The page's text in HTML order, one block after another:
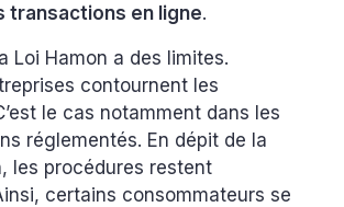
transactions en ligne.
Loi Hamon a des limites.
contournent les
le cas notamment dans les
réglementés. En dépit de la
les procédures restent
certains consommateurs se